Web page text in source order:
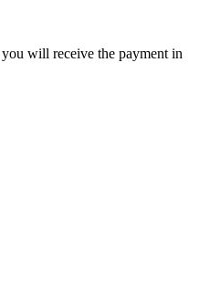
will receive the payment in